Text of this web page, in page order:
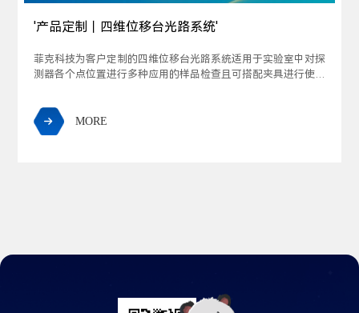
'产品定制丨四维位移台光路系统'
菲克科技为客户定制的四维位移台光路系统适用于实验室中对探
测器各个点位置进行多种应用的样品检查且可搭配夹具进行使
业生产环节广泛应用，其中包括检测设备、光学实验和光学系统
以及X光成像领域。
 MORE